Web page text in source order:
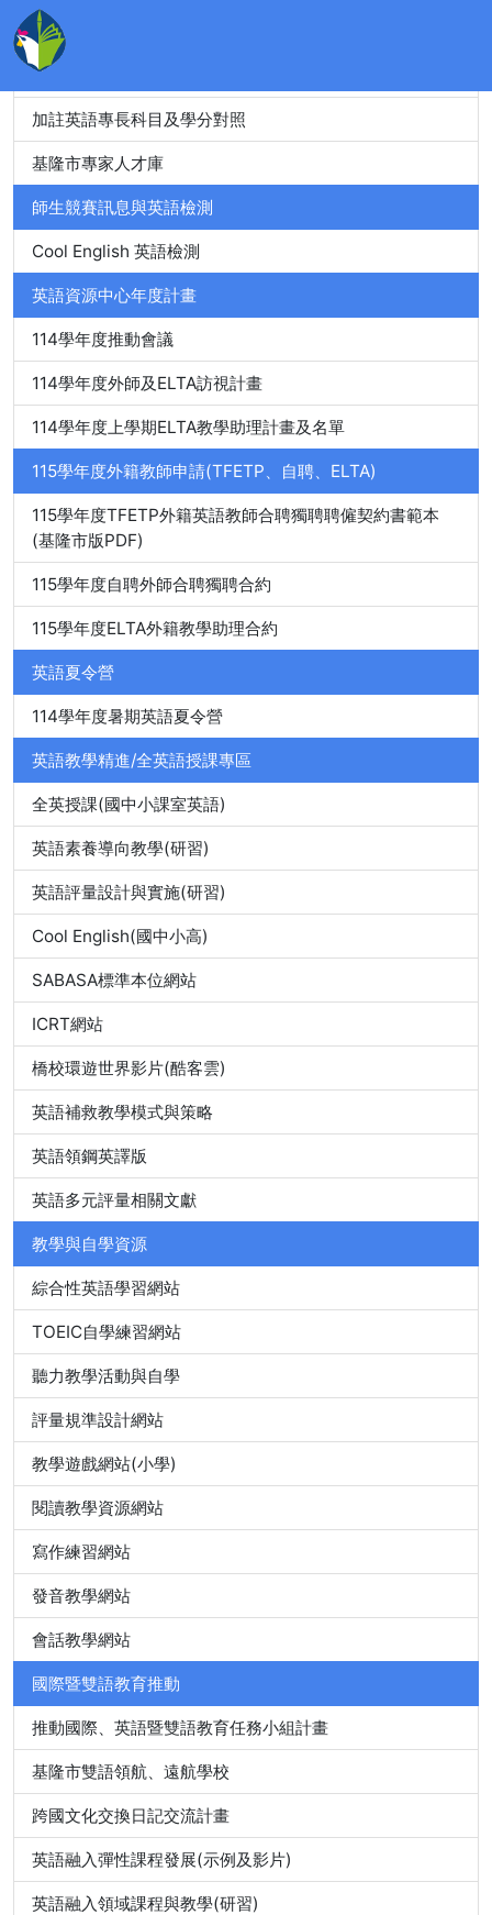
教師精進進修
教師英語檢測
加註英語專長科目及學分對照
基隆市專家人才庫
師生競賽訊息與英語檢測
Cool English 英語檢測
英語資源中心年度計畫
114學年度推動會議
114學年度外師及ELTA訪視計畫
114學年度上學期ELTA教學助理計畫及名單
115學年度外籍教師申請(TFETP、自聘、ELTA)
115學年度TFETP外籍英語教師合聘獨聘聘僱契約書範本
(基隆市版PDF)
115學年度自聘外師合聘獨聘合約
115學年度ELTA外籍教學助理合約
英語夏令營
114學年度暑期英語夏令營
英語教學精進/全英語授課專區
全英授課(國中小課室英語)
英語素養導向教學(研習)
英語評量設計與實施(研習)
Cool English(國中小高)
SABASA標準本位網站
ICRT網站
橋校環遊世界影片(酷客雲)
英語補救教學模式與策略
英語領鋼英譯版
英語多元評量相關文獻
教學與自學資源
綜合性英語學習網站
TOEIC自學練習網站
聽力教學活動與自學
評量規準設計網站
教學遊戲網站(小學)
閱讀教學資源網站
寫作練習網站
發音教學網站
會話教學網站
國際暨雙語教育推動
推動國際、英語暨雙語教育任務小組計畫
基隆市雙語領航、遠航學校
跨國文化交換日記交流計畫
英語融入彈性課程發展(示例及影片)
英語融入領域課程與教學(研習)